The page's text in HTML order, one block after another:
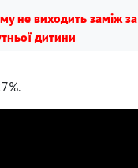
не виходить заміж за
дитини